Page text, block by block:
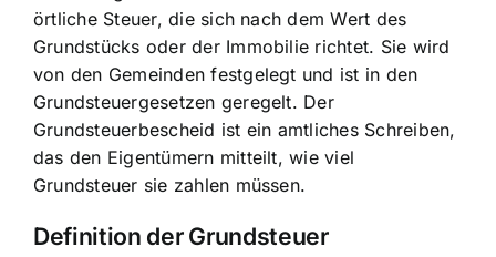
örtliche Steuer, die sich nach dem Wert des
Grundstücks oder der Immobilie richtet. Sie wird
von den Gemeinden festgelegt und ist in den
Grundsteuergesetzen geregelt. Der
Grundsteuerbescheid ist ein amtliches Schreiben,
das den Eigentümern mitteilt, wie viel
Grundsteuer sie zahlen müssen.
Definition der Grundsteuer